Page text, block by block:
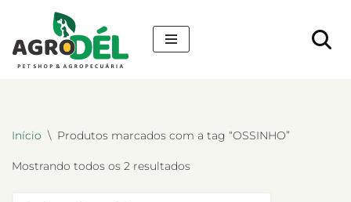
Pular
para
Início \ Produtos marcados com a tag “OSSINHO”
Mostrando todos os 2 resultados